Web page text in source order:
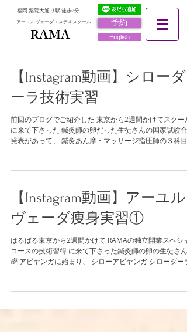
予約
福岡 薬院大通り駅 徒歩2分
アーユルヴェーダエステ＆スクール
RAMA English
【Instagram動画】シローダ
ーラ技術実習
前回のブログでご紹介した 東京から2週間かけてスクール
に来て下さった 鍼灸師の卵だった生徒さんの国家試験合
発表があって、 鍼灸あん摩・マッサージ指圧師の３科目共
【Instagram動画】アーユル
ヴェーダ痩身実習①
はるばる東京から2週間かけて RAMAの独立開業スペシ
コースの技術習得 に来て下さった鍼灸師の卵の生徒さん
🌈 アビヤンガに始まり、 シローアビヤンガ シローダーラ